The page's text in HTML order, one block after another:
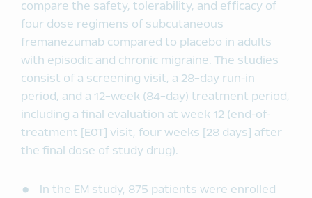
compare the safety, tolerability, and efficacy of
four dose regimens of subcutaneous
fremanezumab compared to placebo in adults
with episodic and chronic migraine. The studies
consist of a screening visit, a 28-day run-in
period, and a 12-week (84-day) treatment period,
including a final evaluation at week 12 (end-of-
treatment [EOT] visit, four weeks [28 days] after
the final dose of study drug).
In the EM study, 875 patients were enrolled